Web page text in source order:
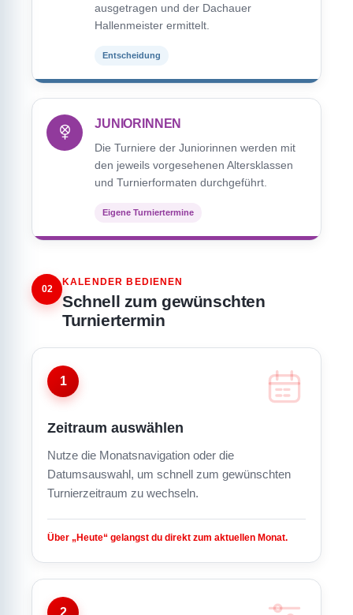
ausgetragen und der Dachauer
Hallenmeister ermittelt.
Entscheidung
JUNIORINNEN
Die Turniere der Juniorinnen werden mit
den jeweils vorgesehenen Altersklassen
und Turnierformaten durchgeführt.
Eigene Turniertermine
02
KALENDER BEDIENEN
Schnell zum gewünschten
Turniertermin
1
Zeitraum auswählen
Nutze die Monatsnavigation oder die
Datumsauswahl, um schnell zum gewünschten
Turnierzeitraum zu wechseln.
Über „Heute“ gelangst du direkt zum aktuellen Monat.
2